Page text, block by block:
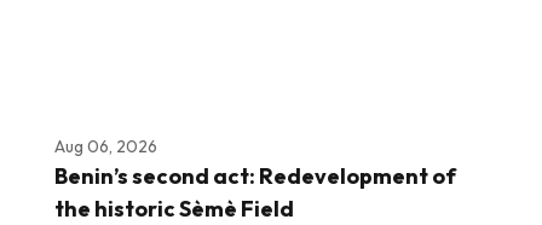
Aug 06, 2026
Benin’s second act: Redevelopment of
the historic Sèmè Field